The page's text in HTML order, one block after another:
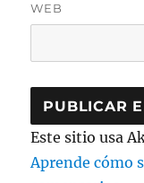
WEB
Este sitio usa
Aprende cómo